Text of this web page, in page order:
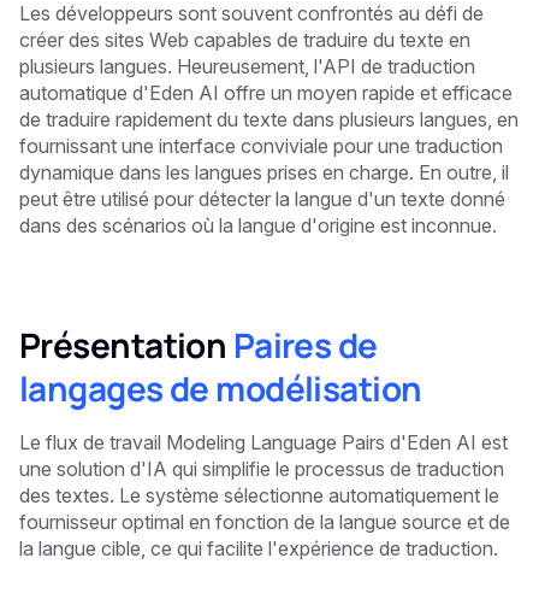
Les développeurs sont souvent confrontés au défi de
créer des sites Web capables de traduire du texte en
plusieurs langues. Heureusement, l'API de traduction
automatique d'Eden AI offre un moyen rapide et efficace
de traduire rapidement du texte dans plusieurs langues, en
fournissant une interface conviviale pour une traduction
dynamique dans les langues prises en charge. En outre, il
peut être utilisé pour détecter la langue d'un texte donné
dans des scénarios où la langue d'origine est inconnue.
Présentation Paires de
langages de modélisation
Le flux de travail Modeling Language Pairs d'Eden AI est
une solution d'IA qui simplifie le processus de traduction
des textes. Le système sélectionne automatiquement le
fournisseur optimal en fonction de la langue source et de
la langue cible, ce qui facilite l'expérience de traduction.